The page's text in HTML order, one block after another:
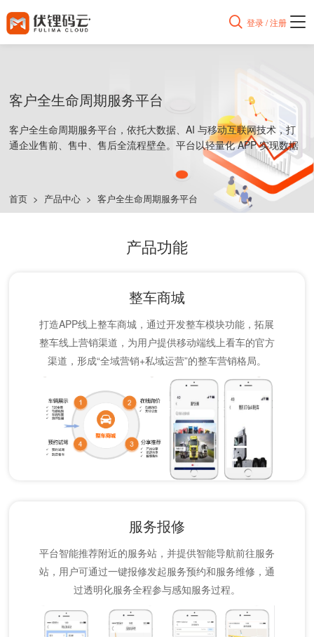
 登录 / 注册
客户全生命周期服务平台
客户全生命周期服务平台，依托大数据、AI 与移动互联网技术，打
通企业售前、售中、售后全流程壁垒。平台以轻量化 APP 实现数据
互通，通过精准营销、高效售后、全周期用户运营，构建覆盖客户
“买、用、养、换” 全生命周期的营销服务体系，助力企业精细化管理
首页 > 产品中心 > 客户全生命周期服务平台
产品功能
整车商城
打造APP线上整车商城，通过开发整车模块功能，拓展
整车线上营销渠道，为用户提供移动端线上看车的官方
渠道，形成“全域营销+私域运营”的整车营销格局。
服务报修
平台智能推荐附近的服务站，并提供智能导航前往服务
站，用户可通过一键报修发起服务预约和服务维修，通
过透明化服务全程参与感知服务过程。